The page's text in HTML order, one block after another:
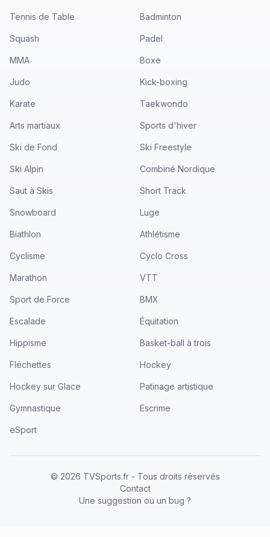
Tennis de Table Badminton
Squash Padel
MMA Boxe
Judo Kick-boxing
Karate Taekwondo
Arts martiaux Sports d'hiver
Ski de Fond Ski Freestyle
Ski Alpin Combiné Nordique
Saut à Skis Short Track
Snowboard Luge
Biathlon Athlétisme
Cyclisme Cyclo Cross
Marathon VTT
Sport de Force BMX
Escalade Équitation
Hippisme Basket-ball à trois
Fléchettes Hockey
Hockey sur Glace Patinage artistique
Gymnastique Escrime
eSport
© 2026 TVSports.fr - Tous droits réservés
Contact
Une suggestion ou un bug ?